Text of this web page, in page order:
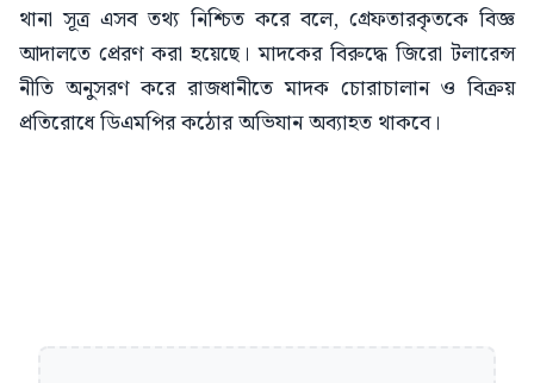
থানা সূত্র এসব তথ্য নিশ্চিত করে বলে, গ্রেফতারকৃতকে বিজ্ঞ
আদালতে প্রেরণ করা হয়েছে। মাদকের বিরুদ্ধে জিরো টলারেন্স
নীতি অনুসরণ করে রাজধানীতে মাদক চোরাচালান ও বিক্রয়
প্রতিরোধে ডিএমপির কঠোর অভিযান অব্যাহত থাকবে।